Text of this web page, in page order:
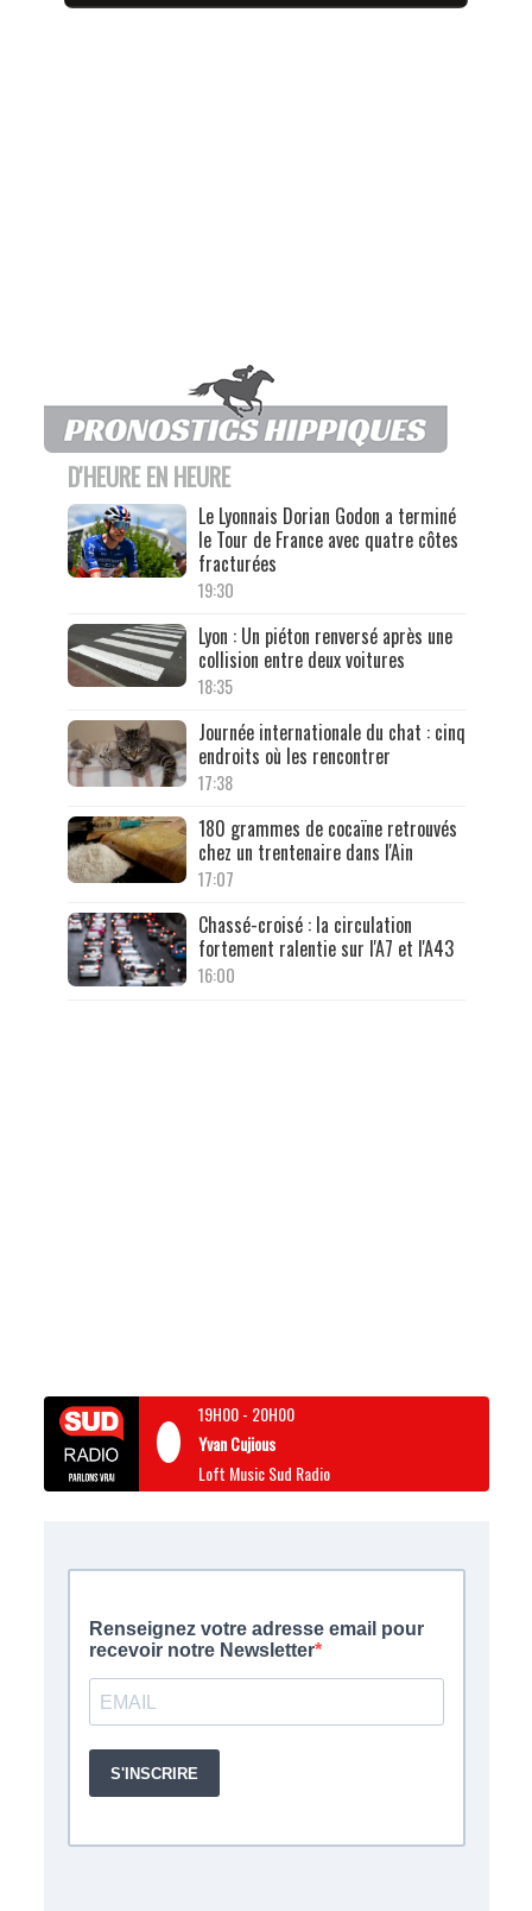
D'HEURE EN HEURE
Le Lyonnais Dorian Godon a terminé
le Tour de France avec quatre côtes
fracturées
19:30
Lyon : Un piéton renversé après une
collision entre deux voitures
18:35
Journée internationale du chat : cinq
endroits où les rencontrer
17:38
180 grammes de cocaïne retrouvés
chez un trentenaire dans l'Ain
17:07
Chassé-croisé : la circulation
fortement ralentie sur l'A7 et l'A43
16:00
19H00- 20H00
Yvan Cujious
Loft Music Sud Radio